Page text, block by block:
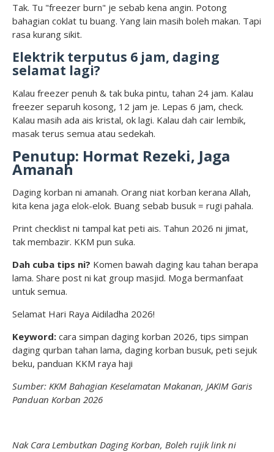
Tak. Tu "freezer burn" je sebab kena angin. Potong
bahagian coklat tu buang. Yang lain masih boleh makan. Tapi
rasa kurang sikit.
Elektrik terputus 6 jam, daging
selamat lagi?
Kalau freezer penuh & tak buka pintu, tahan 24 jam. Kalau
freezer separuh kosong, 12 jam je. Lepas 6 jam, check.
Kalau masih ada ais kristal, ok lagi. Kalau dah cair lembik,
masak terus semua atau sedekah.
Penutup: Hormat Rezeki, Jaga
Amanah
Daging korban ni amanah. Orang niat korban kerana Allah,
kita kena jaga elok-elok. Buang sebab busuk = rugi pahala.
Print checklist ni tampal kat peti ais. Tahun 2026 ni jimat,
tak membazir. KKM pun suka.
Dah cuba tips ni? Komen bawah daging kau tahan berapa
lama. Share post ni kat group masjid. Moga bermanfaat
untuk semua.
Selamat Hari Raya Aidiladha 2026!
Keyword: cara simpan daging korban 2026, tips simpan
daging qurban tahan lama, daging korban busuk, peti sejuk
beku, panduan KKM raya haji
Sumber: KKM Bahagian Keselamatan Makanan, JAKIM Garis
Panduan Korban 2026
Nak Cara Lembutkan Daging Korban, Boleh rujik link ni